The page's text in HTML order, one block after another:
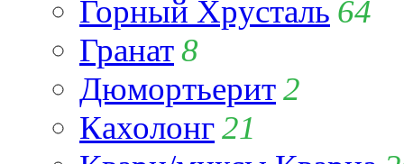
Горный Хрусталь 64
Гранат8
Дюмортьерит2
Кахолонг21